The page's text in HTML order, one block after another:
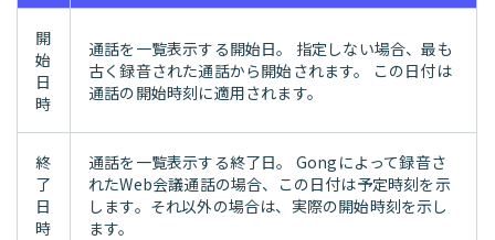
開
始
日
時
通話を一覧表示する開始日。 指定しない場合、最も
古く録音された通話から開始されます。 この日付は
通話の開始時刻に適用されます。
終
了
日
時
通話を一覧表示する終了日。 Gongによって録音さ
れたWeb会議通話の場合、この日付は予定時刻を示
します。それ以外の場合は、実際の開始時刻を示し
ます。